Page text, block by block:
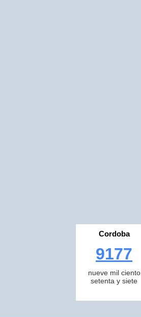
Cordoba
9177
nueve mil ciento
setenta y siete